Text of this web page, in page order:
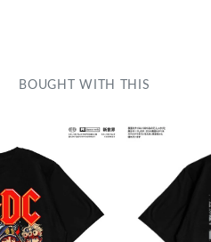
BOUGHT WITH THIS